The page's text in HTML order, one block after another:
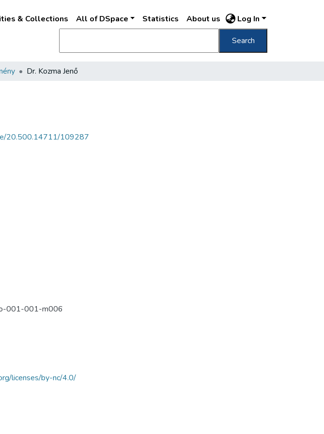
& Collections All of DSpace Statistics About us Log In
Search
Dr. Kozma Jenő
20.500.14711/109287
001-001-m006
licenses/by-nc/4.0/